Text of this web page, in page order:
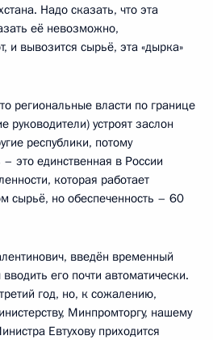
Надо сказать, что эта
её невозможно,
и вывозится сырьё, эта «дырка»
региональные власти по границе
руководители) устроят заслон
республики, потому
это единственная в России
которая работает
сырьё, но обеспеченность – 60
введён временный
его почти автоматически.
год, но, к сожалению,
Минпромторгу, нашему
Евтухову приходится